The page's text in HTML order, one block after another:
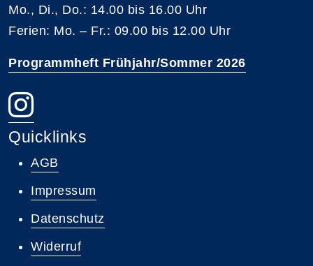
Mo., Di., Do.: 14.00 bis 16.00 Uhr
Ferien: Mo. – Fr.: 09.00 bis 12.00 Uhr
Programmheft Frühjahr/Sommer 2026
Quicklinks
AGB
Impressum
Datenschutz
Widerruf